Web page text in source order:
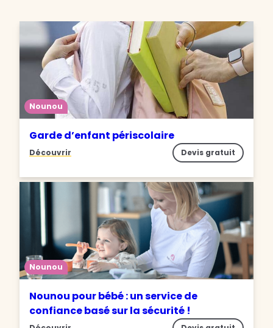
Nounou
Garde d’enfant périscolaire
Découvrir Devis gratuit
Nounou
Nounou pour bébé : un service de
confiance basé sur la sécurité !